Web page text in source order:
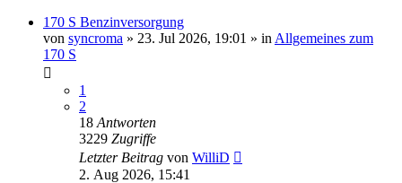
170 S Benzinversorgung
von syncroma » 23. Jul 2026, 19:01 » in Allgemeines zum
170 S
1
2
18 Antworten
3229 Zugriffe
Letzter Beitrag von WilliD
2. Aug 2026, 15:41